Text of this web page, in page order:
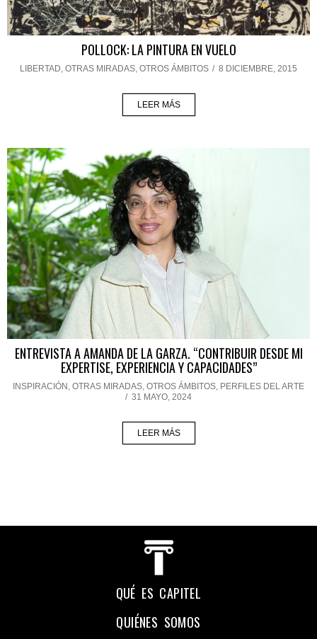
POLLOCK: LA PINTURA EN VUELO
LIBERTAD, OTRAS MIRADAS, OTROS ÁMBITOS / 8 DICIEMBRE, 2015
LEER MÁS
ENTREVISTA A AMANDA DE LA GARZA. “CONTRIBUIR DESDE MI
EXPERTISE, EXPERIENCIA Y CAPACIDADES”
INSPIRACIÓN , OTRAS MIRADAS, OTROS ÁMBITOS, PERFILES DEL ARTE
/ 31 MAYO, 2024
LEER MÁS
QUÉ ES CAPITEL
QUIÉNES SOMOS